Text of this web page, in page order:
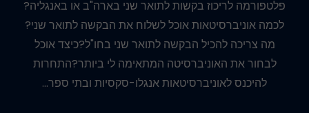
פלטפורמה לריכוז בקשות לתואר שני בארה"ב או באנגליה?
לכמה אוניברסיטאות אוכל לשלוח את הבקשה לתואר שני?
מה צריכה להכיל הבקשה לתואר שני בחו"ל?כיצד אוכל
לבחור את האוניברסיטה המתאימה לי ביותר?התחרות
להיכנס לאוניברסיטאות אנגלו-סקסיות ובתי ספר…